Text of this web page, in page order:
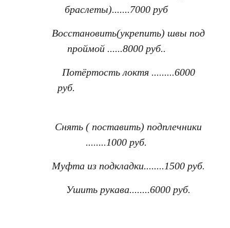
браслеты).......7000 руб
Восстановить(укрепить) швы под
проймой ......8000 руб..
Потёртость локтя .........6000
руб.
Снять ( поставить) подплечники
........1000 руб.
Муфта из подкладки........1500 руб.
Ушить рукава........6000 руб.